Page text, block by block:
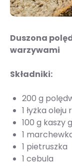
Duszona
warzywami
Składniki:
200 g
1 łyżka
100 g kaszy
1
1 pietruszka
1 cebula